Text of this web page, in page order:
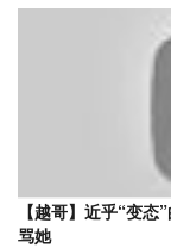
【越哥】近乎“变
骂她